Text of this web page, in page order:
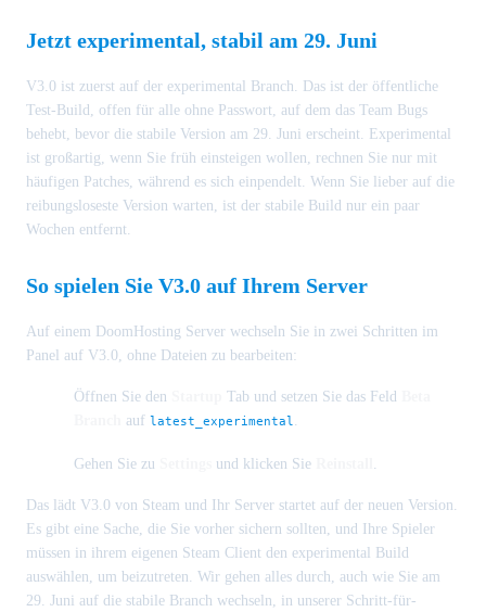
Jetzt experimental, stabil am 29. Juni
V3.0 ist zuerst auf der experimental Branch. Das ist der öffentliche
Test-Build, offen für alle ohne Passwort, auf dem das Team Bugs
behebt, bevor die stabile Version am 29. Juni erscheint. Experimental
ist großartig, wenn Sie früh einsteigen wollen, rechnen Sie nur mit
häufigen Patches, während es sich einpendelt. Wenn Sie lieber auf die
reibungsloseste Version warten, ist der stabile Build nur ein paar
Wochen entfernt.
So spielen Sie V3.0 auf Ihrem Server
Auf einem DoomHosting Server wechseln Sie in zwei Schritten im
Panel auf V3.0, ohne Dateien zu bearbeiten:
Öffnen Sie den Tab und setzen Sie das Feld
auf latest_experimental
Gehen Sie zu und klicken Sie
Das lädt V3.0 von Steam und Ihr Server startet auf der neuen Version.
Es gibt eine Sache, die Sie vorher sichern sollten, und Ihre Spieler
müssen in ihrem eigenen Steam Client den experimental Build
auswählen, um beizutreten. Wir gehen alles durch, auch wie Sie am
29. Juni auf die stabile Branch wechseln, in unserer Schritt-für-